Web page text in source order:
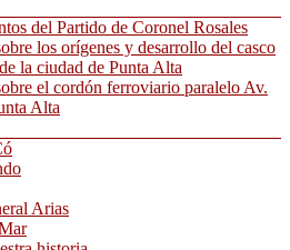
del Partido de Coronel Rosales
los orígenes y desarrollo del casco
la ciudad de Punta Alta
el cordón ferroviario paralelo Av.
Alta
Arias